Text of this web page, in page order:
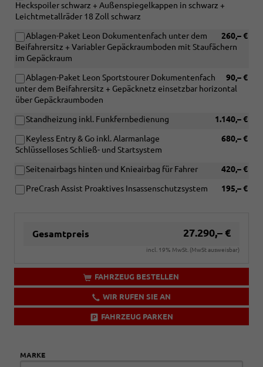
Heckspoiler schwarz + Außenspiegelkappen in schwarz +
Leichtmetallräder 18 Zoll schwarz
260,– €
Ablagen-Paket Leon Dokumentenfach unter dem
Beifahrersitz + Variabler Gepäckraumboden mit Staufächern
im Gepäckraum
90,– €
Ablagen-Paket Leon Sportstourer Dokumentenfach
unter dem Beifahrersitz + Gepäcknetz einsetzbar horizontal
über Gepäckraumboden
1.140,– €
Standheizung inkl. Funkfernbedienung
680,– €
Keyless Entry & Go inkl. Alarmanlage
Schlüsselloses Schließ- und Startsystem
420,– €
Seitenairbags hinten und Knieairbag für Fahrer
195,– €
PreCrash Assist Proaktives Insassenschutzsystem
Gesamtpreis 27.290,– €
incl. 19% MwSt. (MwSt ausweisbar)
FAHRZEUG BESTELLEN
WIR RUFEN SIE AN
FAHRZEUG PARKEN
MARKE